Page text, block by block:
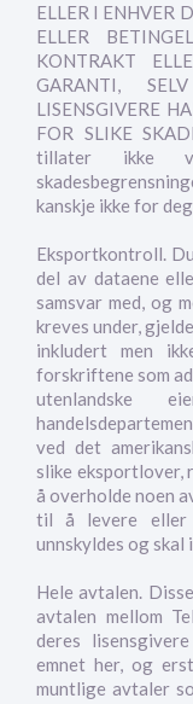
ELLER I ENHVER
ELLER
KONTRAKT
GARANTI,
LISENSGIVERE
FOR SLIKE
tillater ikke
kanskje ikke for
Eksportkontroll.
del av dataene
samsvar med, og
kreves under,
inkludert men
forskriftene som
utenlandske
ved det
slike
å overholde noen
til å levere eller
unnskyldes og skal
Hele avtalen.
avtalen mellom
deres
emnet her, og
muntlige avtaler